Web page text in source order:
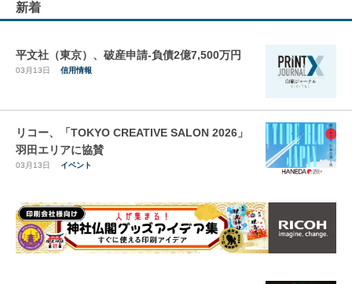
ン
新着
平文社（東京）、破産申請-負債2億7,500万円
03月13日 信用情報
リコー、「TOKYO CREATIVE SALON 2026」
羽田エリアに協賛
03月13日 イベント